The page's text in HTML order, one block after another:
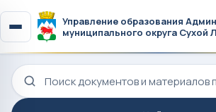
Управление образования
муниципального округа Сухой
Поиск по сайту